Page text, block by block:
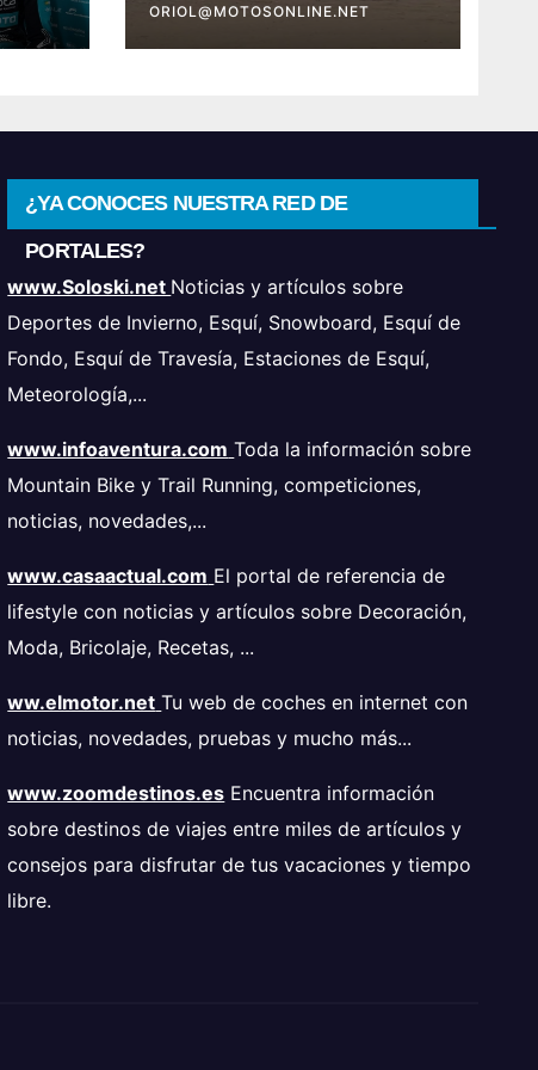
ORIOL@MOTOSONLINE.NET
¿YA CONOCES NUESTRA RED DE
PORTALES?
www.Soloski.net Noticias y artículos sobre
Deportes de Invierno, Esquí, Snowboard, Esquí de
Fondo, Esquí de Travesía, Estaciones de Esquí,
Meteorología,...
www.infoaventura.com Toda la información sobre
Mountain Bike y Trail Running, competiciones,
noticias, novedades,...
www.casaactual.com El portal de referencia de
lifestyle con noticias y artículos sobre Decoración,
Moda, Bricolaje, Recetas, ...
ww.elmotor.net Tu web de coches en internet con
noticias, novedades, pruebas y mucho más...
www.zoomdestinos.es Encuentra información
sobre destinos de viajes entre miles de artículos y
consejos para disfrutar de tus vacaciones y tiempo
libre.